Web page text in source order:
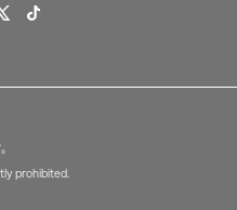
prohibited.